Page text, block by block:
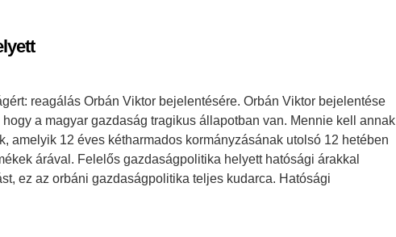
reagálás Orbán Viktor bejelentésére. Orbán Viktor bejelentése
a magyar gazdaság tragikus állapotban van. Mennie kell annak
amelyik 12 éves kétharmados kormányzásának utolsó 12 hetében
árával. Felelős gazdaságpolitika helyett hatósági árakkal
ez az orbáni gazdaságpolitika teljes kudarca. Hatósági